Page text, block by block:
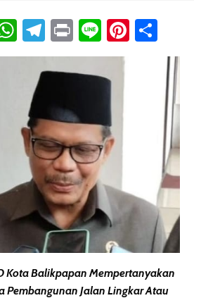
WhatsApp
Telegram
PrintLine
Kota Balikpapan Mempertanyakan
Pembangunan Jalan Lingkar Atau